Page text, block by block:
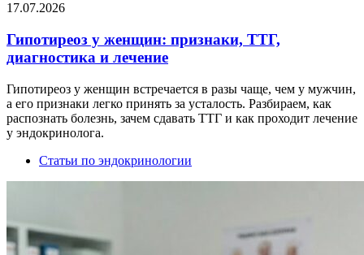
17.07.2026
Гипотиреоз у женщин: признаки, ТТГ,
диагностика и лечение
Гипотиреоз у женщин встречается в разы чаще, чем у мужчин,
а его признаки легко принять за усталость. Разбираем, как
распознать болезнь, зачем сдавать ТТГ и как проходит лечение
у эндокринолога.
Статьи по эндокринологии